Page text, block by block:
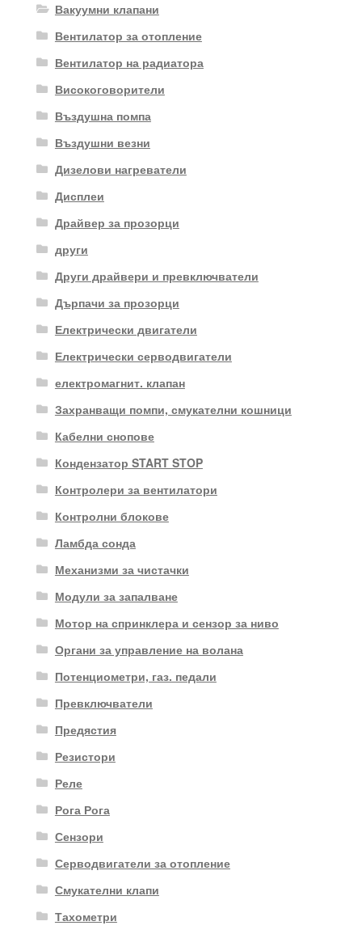
Вакуумни клапани
Вентилатор за отопление
Вентилатор на радиатора
Високоговорители
Въздушна помпа
Въздушни везни
Дизелови нагреватели
Дисплеи
Драйвер за прозорци
други
Други драйвери и превключватели
Дърпачи за прозорци
Електрически двигатели
Електрически серводвигатели
електромагнит. клапан
Захранващи помпи, смукателни кошници
Кабелни снопове
Кондензатор START STOP
Контролери за вентилатори
Контролни блокове
Ламбда сонда
Механизми за чистачки
Модули за запалване
Мотор на спринклера и сензор за ниво
Органи за управление на волана
Потенциометри, газ. педали
Превключватели
Предястия
Резистори
Реле
Рога Рога
Сензори
Серводвигатели за отопление
Смукателни клапи
Тахометри